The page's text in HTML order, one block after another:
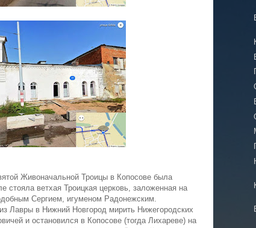
Живоначальной Троицы в Копосове была
стояла ветхая Троицкая церковь, заложенная на
Сергием, игуменом Радонежским.
Лавры в Нижний Новгород мирить Нижегородских
и остановился в Копосове (тогда Лихареве) на